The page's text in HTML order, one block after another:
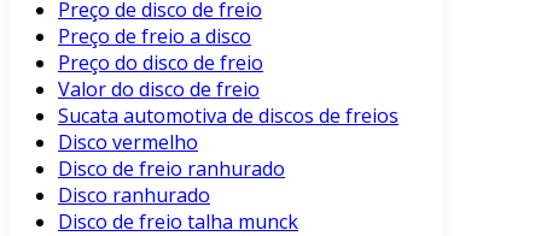
Preço de disco de freio
Preço de freio a disco
Preço do disco de freio
Valor do disco de freio
Sucata automotiva de discos de freios
Disco vermelho
Disco de freio ranhurado
Disco ranhurado
Disco de freio talha munck